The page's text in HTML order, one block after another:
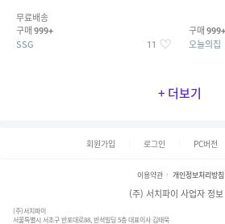
무료배송
구매 999+
SSG 11
구매 999+
오늘의집
+ 더보기
회원가입 로그인 PC버전
이용약관 개인정보처리방침
(주) 서치파이 사업자 정보
(주)서치파이
서울특별시 서초구 반포대로88, 반석빌딩 5층 대표이사 김태묵